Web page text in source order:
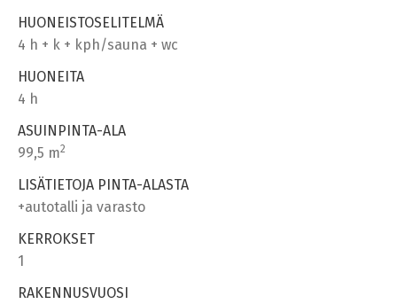
HUONEISTOSELITELMÄ
4 h + k + kph/sauna + wc
HUONEITA
4 h
ASUINPINTA-ALA
99,5 m2
LISÄTIETOJA PINTA-ALASTA
+autotalli ja varasto
KERROKSET
1
RAKENNUSVUOSI